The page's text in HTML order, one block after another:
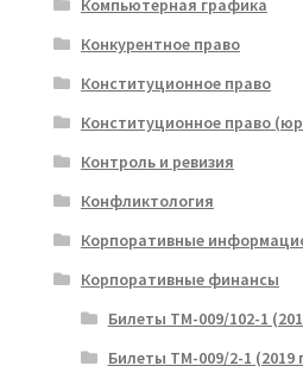
Компьютерная графика
Конкурентное право
Конституционное право
Конституционное право
Контроль и ревизия
Конфликтология
Корпоративные
Корпоративные финансы
Билеты ТМ-009/102-1
Билеты ТМ-009/2-1 (2019